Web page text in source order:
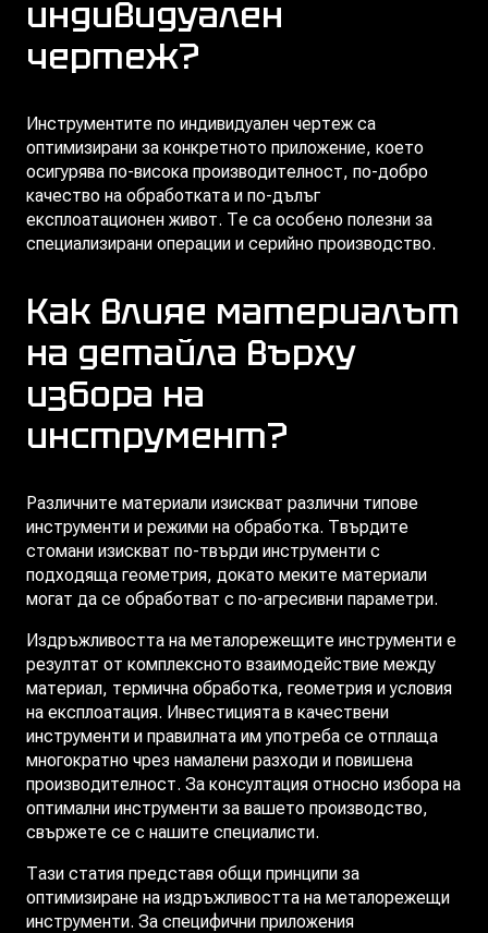
индивидуален
чертеж?
Инструментите по индивидуален чертеж са
оптимизирани за конкретното приложение, което
осигурява по-висока производителност, по-добро
качество на обработката и по-дълъг
експлоатационен живот. Те са особено полезни за
специализирани операции и серийно производство.
Как влияе материалът
на детайла върху
избора на
инструмент?
Различните материали изискват различни типове
инструменти и режими на обработка. Твърдите
стомани изискват по-твърди инструменти с
подходяща геометрия, докато меките материали
могат да се обработват с по-агресивни параметри.
Издръжливостта на металорежещите инструменти е
резултат от комплексното взаимодействие между
материал, термична обработка, геометрия и условия
на експлоатация. Инвестицията в качествени
инструменти и правилната им употреба се отплаща
многократно чрез намалени разходи и повишена
производителност. За консултация относно избора на
оптимални инструменти за вашето производство,
свържете се с нашите специалисти.
Тази статия представя общи принципи за
оптимизиране на издръжливостта на металорежещи
инструменти. За специфични приложения